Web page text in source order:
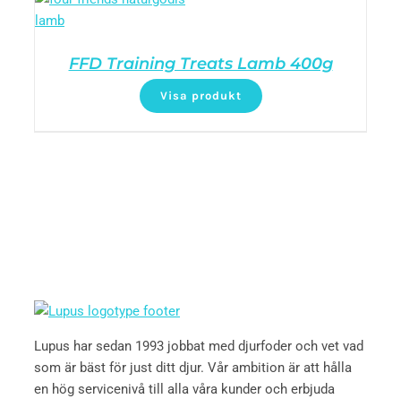
FFD Training Treats Lamb 400g
Visa produkt
Lupus har sedan 1993 jobbat med djurfoder och vet vad
som är bäst för just ditt djur. Vår ambition är att hålla
en hög servicenivå till alla våra kunder och erbjuda